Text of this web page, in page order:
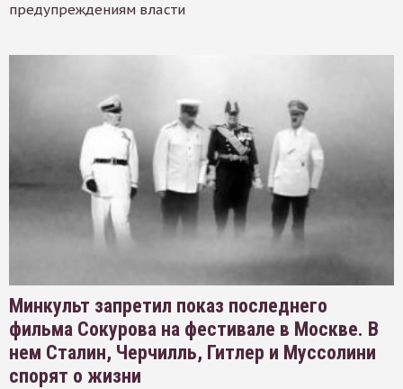
предупреждениям власти
Минкульт запретил показ последнего
фильма Сокурова на фестивале в Москве. В
нем Сталин, Черчилль, Гитлер и Муссолини
спорят о жизни